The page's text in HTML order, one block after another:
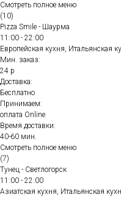
Смотреть полное меню
(10)
Pizza Smile - Шаурма
11:00 - 22:00
Европейская кухня, Итальянская
Мин. заказ:
24 р
Доставка:
Бесплатно
Принимаем:
оплата Online
Время доставки:
40-60 мин.
Смотреть полное меню
(7)
Тунец - Светлогорск
11:00 - 22:00
Азиатская кухня, Итальянская